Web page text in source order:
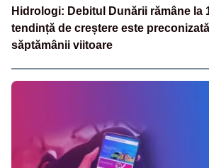
Hidrologi: Debitul Dunării rămâne la
tendință de creștere este
săptămânii viitoare